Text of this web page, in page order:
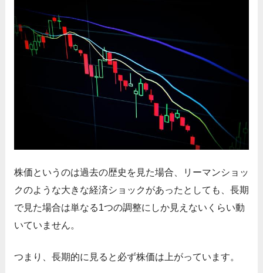
株価というのは過去の歴史を見た場合、リーマンショッ
クのような大きな経済ショックがあったとしても、長期
で見た場合は単なる1つの調整にしか見えないくらい動
いていません。
つまり、長期的に見ると必ず株価は上がっています。